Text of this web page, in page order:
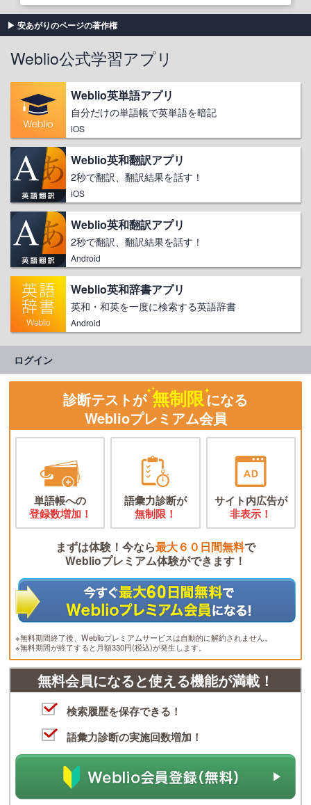
安あがりのページの著作権
Weblio公式学習アプリ
Weblio英単語アプリ
自分だけの単語帳で英単語を暗記
iOS
Weblio英和翻訳アプリ
2秒で翻訳、翻訳結果を話す！
iOS
Weblio英和翻訳アプリ
2秒で翻訳、翻訳結果を話す！
Android
Weblio英和辞書アプリ
英和・和英を一度に検索する英語辞書
Android
ログイン
診断テストが 無制限になる
Weblioプレミアム会員
単語帳への
登録数増加！
語彙力診断が
無制限！
サイト内広告が
非表示！
まずは体験！今なら最大６０日間無料で
Weblioプレミアム体験ができます！
※無料期間終了後、Weblioプレミアムサービスは自動的に解約されません。
※無料期間が終了すると月額330円(税込)が発生します。
無料会員になると使える機能が満載！
検索履歴を保存できる！
語彙力診断の実施回数増加！